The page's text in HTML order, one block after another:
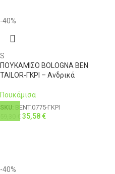
-40%
S
ΠΟΥΚΑΜΙΣΟ BOLOGNA BEN
TAILOR-ΓΚΡΙ – Ανδρικά
Πουκάμισα
SKU: BENT.0775-ΓΚΡΙ
€ 35,58€
-40%